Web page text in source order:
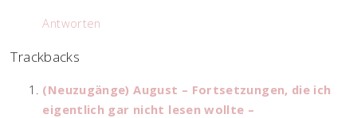
Antworten
Trackbacks
(Neuzugänge) August – Fortsetzungen, die ich
eigentlich gar nicht lesen wollte –